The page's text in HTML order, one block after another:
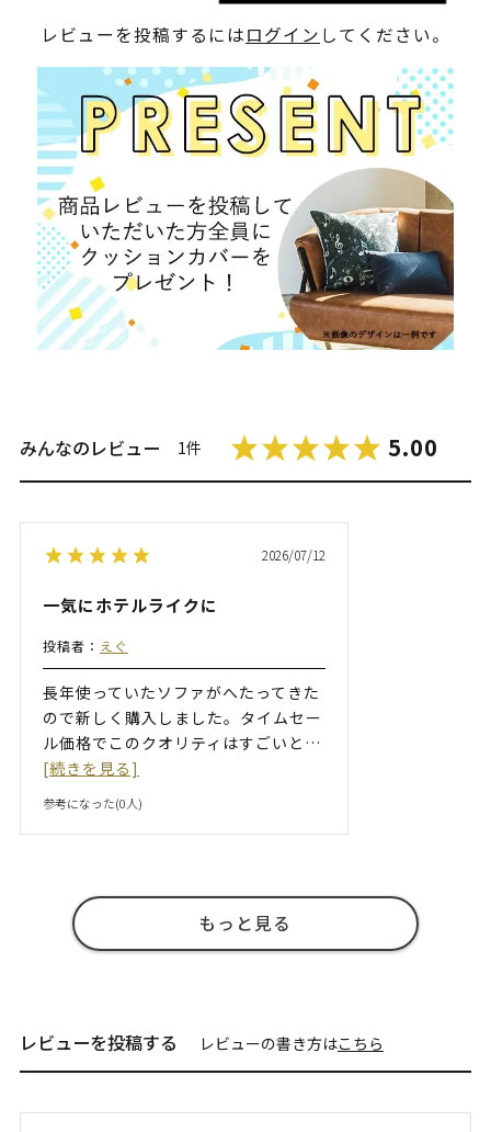
レビューを投稿するにはログイン してください。
みんなのレビュー 1件 5.00
2026/07/12
一気にホテルライクに
投稿者： えぐ
長年使っていたソファがへたってきた
ので新しく購入しました。タイムセー
ル価格でこのクオリティはすごいと …
[続きを見る]
参考になった(0人)
もっと見る
レビューを投稿する レビューの書き方はこちら